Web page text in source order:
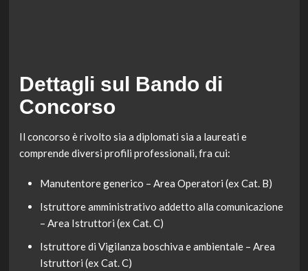
Dettagli sul Bando di
Concorso
Il concorso è rivolto sia a diplomati sia a laureati e
comprende diversi profili professionali, fra cui:
Manutentore generico – Area Operatori (ex Cat. B)
Istruttore amministrativo addetto alla comunicazione
– Area Istruttori (ex Cat. C)
Istruttore di Vigilanza boschiva e ambientale – Area
Istruttori (ex Cat. C)